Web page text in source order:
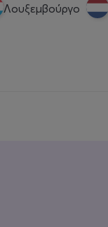
Λουξεμβούργο